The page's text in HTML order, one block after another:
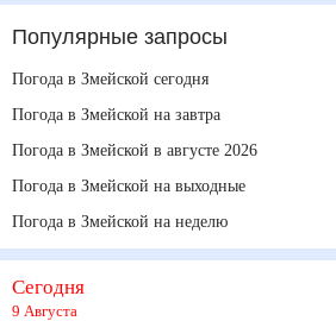
Популярные запросы
Погода в Змейской сегодня
Погода в Змейской на завтра
Погода в Змейской в августе 2026
Погода в Змейской на выходные
Погода в Змейской на неделю
Сегодня
9 Августа